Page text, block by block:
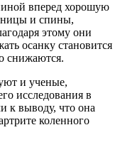
вперед хорошую
и спины,
этому они
осанку становится
снижаются.
и ученые,
исследования в
к выводу, что она
коленного